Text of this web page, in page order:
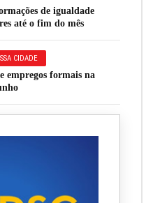
de igualdade
até o fim do mês
CIDADE
empregos formais na